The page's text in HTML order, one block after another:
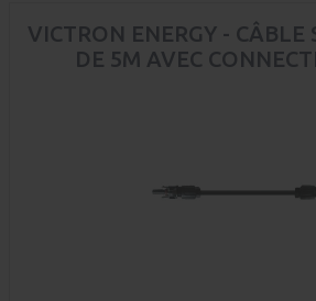
VICTRON ENERGY - CÂBLE
DE 5M AVEC